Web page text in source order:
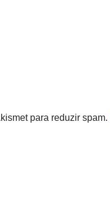
para reduzir spam.